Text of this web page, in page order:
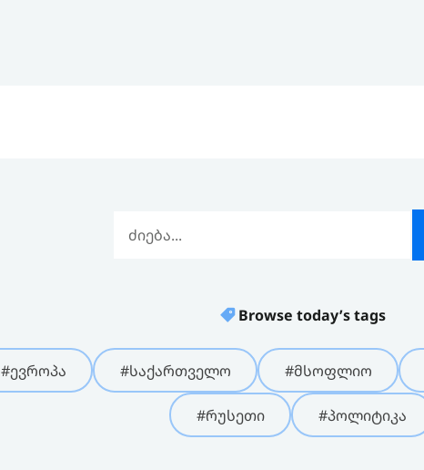
Browse today’s tags
#ევროპა #საქართველო #მსოფლიო
#რუსეთი #პოლიტიკა